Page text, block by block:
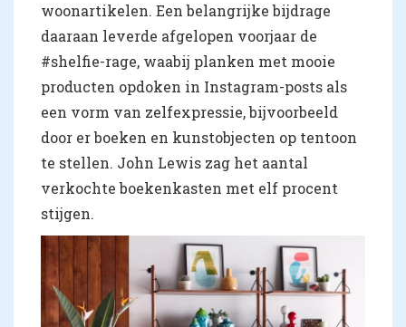
woonartikelen. Een belangrijke bijdrage
daaraan leverde afgelopen voorjaar de
#shelfie-rage, waabij planken met mooie
producten opdoken in Instagram-posts als
een vorm van zelfexpressie, bijvoorbeeld
door er boeken en kunstobjecten op tentoon
te stellen. John Lewis zag het aantal
verkochte boekenkasten met elf procent
stijgen.